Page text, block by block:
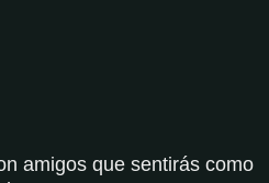
amigos que sentirás como